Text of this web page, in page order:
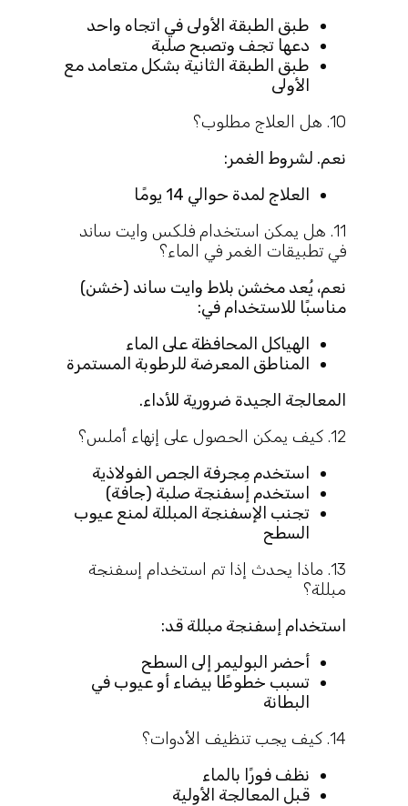
طبق الطبقة الأولى في اتجاه واحد
دعها تجف وتصبح صلبة
طبق الطبقة الثانية بشكل متعامد مع
الأولى
10. هل العلاج مطلوب؟
نعم. لشروط الغمر:
العلاج لمدة حوالي 14 يومًا
11. هل يمكن استخدام فلكس وايت ساند
في تطبيقات الغمر في الماء؟
نعم، يُعد مخشن بلاط وايت ساند (خشن)
مناسبًا للاستخدام في:
الهياكل المحافظة على الماء
المناطق المعرضة للرطوبة المستمرة
المعالجة الجيدة ضرورية للأداء.
12. كيف يمكن الحصول على إنهاء أملس؟
استخدم مِجرفة الجص الفولاذية
استخدم إسفنجة صلبة (جافة)
تجنب الإسفنجة المبللة لمنع عيوب
السطح
13. ماذا يحدث إذا تم استخدام إسفنجة
مبللة؟
استخدام إسفنجة مبللة قد:
أحضر البوليمر إلى السطح
تسبب خطوطًا بيضاء أو عيوب في
البطانة
14. كيف يجب تنظيف الأدوات؟
نظف فورًا بالماء
قبل المعالجة الأولية